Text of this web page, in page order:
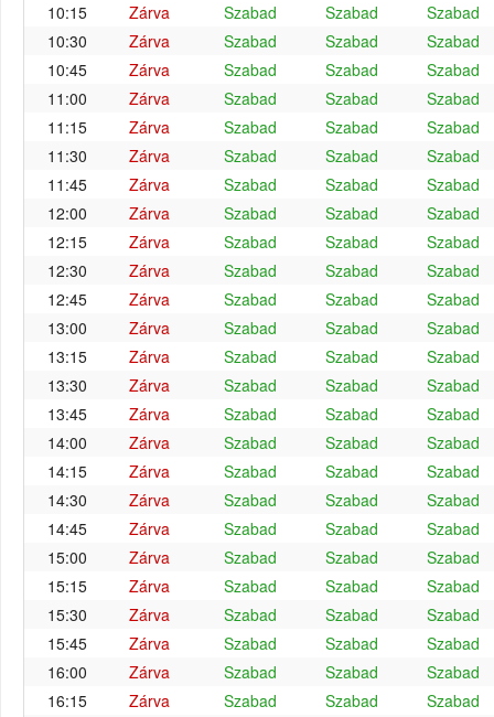
10:15
Zárva Szabad Szabad
Szabad
10:30
Zárva Szabad Szabad
Szabad
10:45
Zárva Szabad Szabad
Szabad
11:00
Zárva Szabad Szabad
Szabad
11:15
Zárva Szabad Szabad
Szabad
11:30
Zárva Szabad Szabad
Szabad
11:45
Zárva Szabad Szabad
Szabad
12:00
Zárva Szabad Szabad
Szabad
12:15
Zárva Szabad Szabad
Szabad
12:30
Zárva Szabad Szabad
Szabad
12:45
Zárva Szabad Szabad
Szabad
13:00
Zárva Szabad Szabad
Szabad
13:15
Zárva Szabad Szabad
Szabad
13:30
Zárva Szabad Szabad
Szabad
13:45
Zárva Szabad Szabad
Szabad
14:00
Zárva Szabad Szabad
Szabad
14:15
Zárva Szabad Szabad
Szabad
14:30
Zárva Szabad Szabad
Szabad
14:45
Zárva Szabad Szabad
Szabad
15:00
Zárva Szabad Szabad
Szabad
15:15
Zárva Szabad Szabad
Szabad
15:30
Zárva Szabad Szabad
Szabad
15:45
Zárva Szabad Szabad
Szabad
16:00
Zárva Szabad Szabad
Szabad
16:15
Zárva Szabad Szabad Szabad